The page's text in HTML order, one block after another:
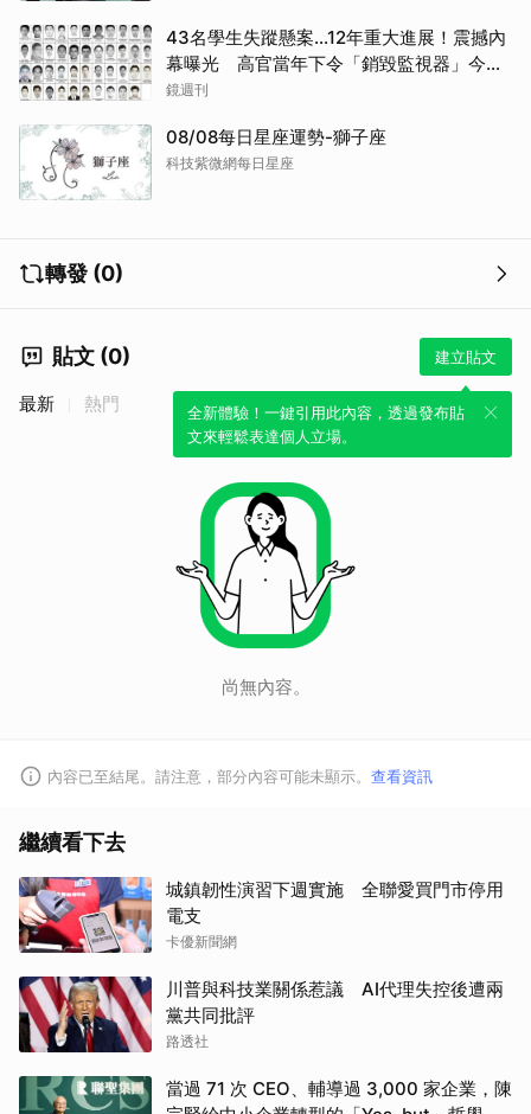
43名學生失蹤懸案...12年重大進展！震撼內
幕曝光 高官當年下令「銷毀監視器」今遭
逮
鏡週刊
08/08每日星座運勢-獅子座
科技紫微網每日星座
轉發 (0)
貼文 (0) 建立貼文
全新體驗！一鍵引用此內容，透過發布貼
文來輕鬆表達個人立場。
最新 熱門
尚無內容。
內容已至結尾。請注意，部分內容可能未顯示。 查看資訊
繼續看下去
城鎮韌性演習下週實施 全聯愛買門市停用
電支
卡優新聞網
川普與科技業關係惹議 AI代理失控後遭兩
黨共同批評
路透社
當過 71 次 CEO、輔導過 3,000 家企業，陳